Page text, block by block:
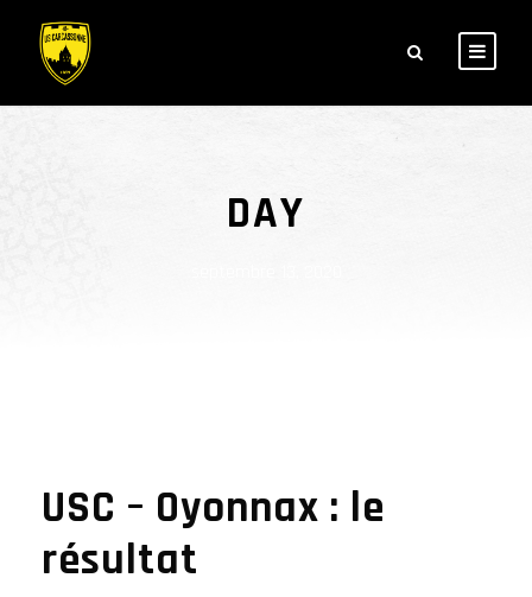
DAY
USC – Oyonnax : le
résultat